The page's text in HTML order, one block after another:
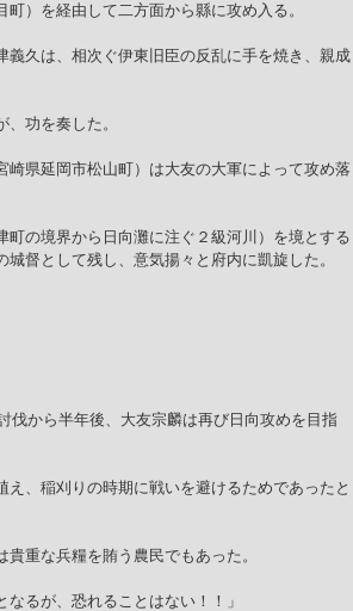
）を経由して二方面から縣に攻め入る。
久は、相次ぐ伊東旧臣の反乱に手を焼き、親成
功を奏した。
崎県延岡市松山町）は大友の大軍によって攻め落
の境界から日向灘に注ぐ２級河川）を境とする
督として残し、意気揚々と府内に凱旋した。
伐から半年後、大友宗麟は再び日向攻めを目指
、稲刈りの時期に戦いを避けるためであったと
重な兵糧を賄う農民でもあった。
なるが、恐れることはない！！」